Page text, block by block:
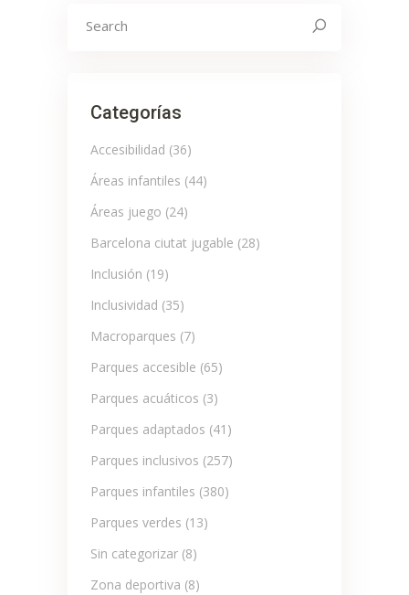
Categorías
Accesibilidad (36)
Áreas infantiles (44)
Áreas juego (24)
Barcelona ciutat jugable (28)
Inclusión (19)
Inclusividad (35)
Macroparques (7)
Parques accesible (65)
Parques acuáticos (3)
Parques adaptados (41)
Parques inclusivos (257)
Parques infantiles (380)
Parques verdes (13)
Sin categorizar (8)
Zona deportiva (8)